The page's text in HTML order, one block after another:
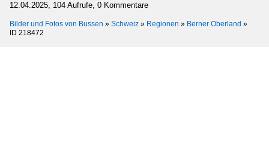
12.04.2025, 104 Aufrufe, 0 Kommentare
Bilder und Fotos von Bussen » Schweiz » Regionen » Berner Oberland »
ID 218472